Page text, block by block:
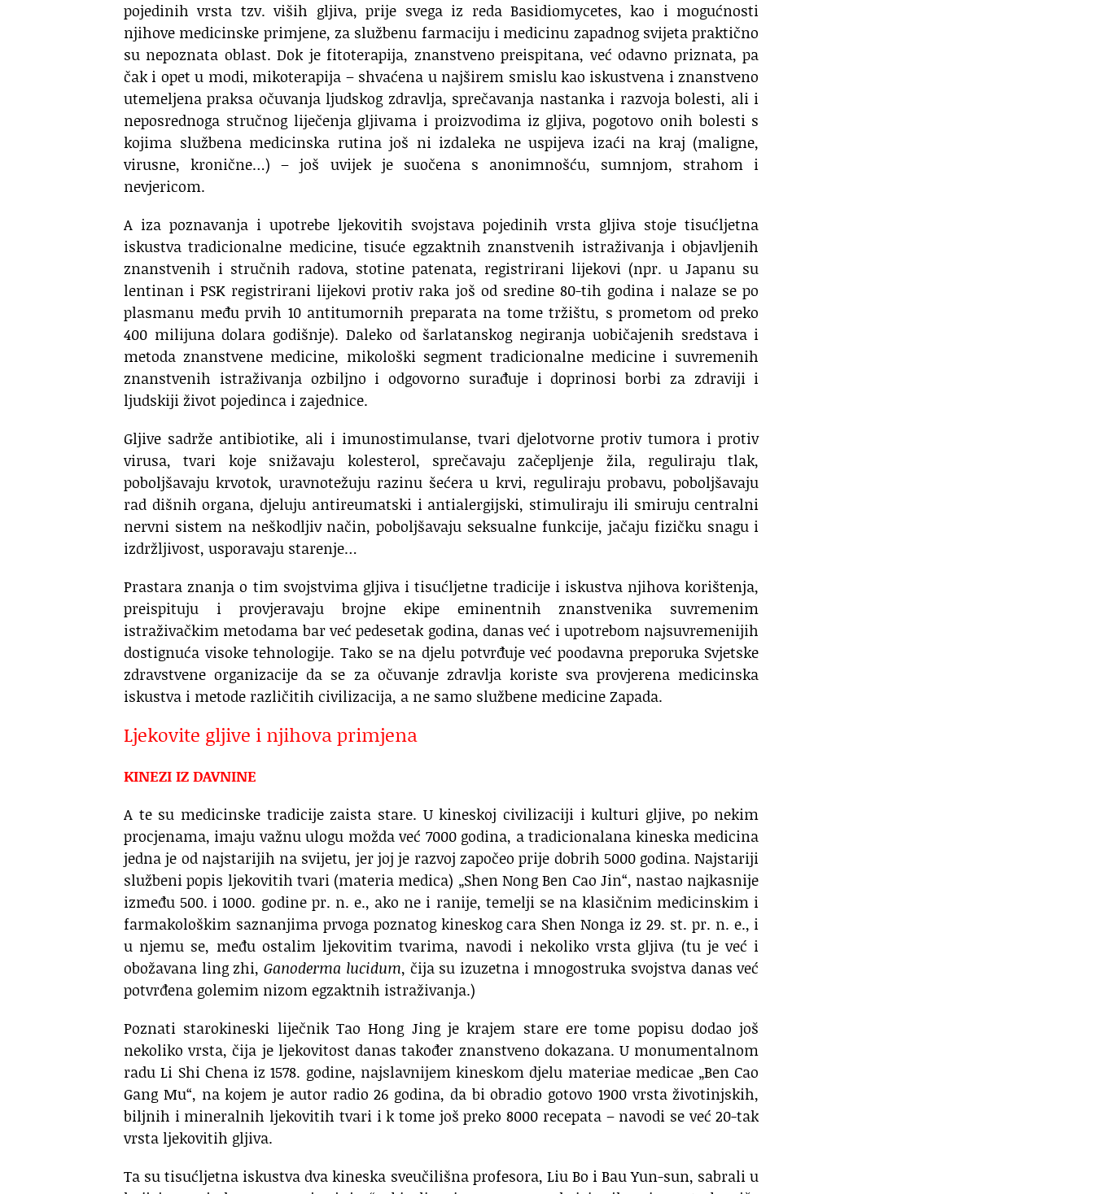
pojedinih vrsta tzv. viših gljiva, prije svega iz reda Basidiomycetes, kao i mogućnosti
njihove medicinske primjene, za službenu farmaciju i medicinu zapadnog svijeta praktično
su nepoznata oblast. Dok je fitoterapija, znanstveno preispitana, već odavno priznata, pa
čak i opet u modi, mikoterapija – shvaćena u najširem smislu kao iskustvena i znanstveno
utemeljena praksa očuvanja ljudskog zdravlja, sprečavanja nastanka i razvoja bolesti, ali i
neposrednoga stručnog liječenja gljivama i proizvodima iz gljiva, pogotovo onih bolesti s
kojima službena medicinska rutina još ni izdaleka ne uspijeva izaći na kraj (maligne,
virusne, kronične…) – još uvijek je suočena s anonimnošću, sumnjom, strahom i
nevjericom.
A iza poznavanja i upotrebe ljekovitih svojstava pojedinih vrsta gljiva stoje tisućljetna
iskustva tradicionalne medicine, tisuće egzaktnih znanstvenih istraživanja i objavljenih
znanstvenih i stručnih radova, stotine patenata, registrirani lijekovi (npr. u Japanu su
lentinan i PSK registrirani lijekovi protiv raka još od sredine 80-tih godina i nalaze se po
plasmanu među prvih 10 antitumornih preparata na tome tržištu, s prometom od preko
400 milijuna dolara godišnje). Daleko od šarlatanskog negiranja uobičajenih sredstava i
metoda znanstvene medicine, mikološki segment tradicionalne medicine i suvremenih
znanstvenih istraživanja ozbiljno i odgovorno surađuje i doprinosi borbi za zdraviji i
ljudskiji život pojedinca i zajednice.
Gljive sadrže antibiotike, ali i imunostimulanse, tvari djelotvorne protiv tumora i protiv
virusa, tvari koje snižavaju kolesterol, sprečavaju začepljenje žila, reguliraju tlak,
poboljšavaju krvotok, uravnotežuju razinu šećera u krvi, reguliraju probavu, poboljšavaju
rad dišnih organa, djeluju antireumatski i antialergijski, stimuliraju ili smiruju centralni
nervni sistem na neškodljiv način, poboljšavaju seksualne funkcije, jačaju fizičku snagu i
izdržljivost, usporavaju starenje…
Prastara znanja o tim svojstvima gljiva i tisućljetne tradicije i iskustva njihova korištenja,
preispituju i provjeravaju brojne ekipe eminentnih znanstvenika suvremenim
istraživačkim metodama bar već pedesetak godina, danas već i upotrebom najsuvremenijih
dostignuća visoke tehnologije. Tako se na djelu potvrđuje već poodavna preporuka Svjetske
zdravstvene organizacije da se za očuvanje zdravlja koriste sva provjerena medicinska
iskustva i metode različitih civilizacija, a ne samo službene medicine Zapada.
Ljekovite gljive i njihova primjena
KINEZI IZ DAVNINE
A te su medicinske tradicije zaista stare. U kineskoj civilizaciji i kulturi gljive, po nekim
procjenama, imaju važnu ulogu možda već 7000 godina, a tradicionalana kineska medicina
jedna je od najstarijih na svijetu, jer joj je razvoj započeo prije dobrih 5000 godina. Najstariji
službeni popis ljekovitih tvari (materia medica) „Shen Nong Ben Cao Jin“, nastao najkasnije
između 500. i 1000. godine pr. n. e., ako ne i ranije, temelji se na klasičnim medicinskim i
farmakološkim saznanjima prvoga poznatog kineskog cara Shen Nonga iz 29. st. pr. n. e., i
u njemu se, među ostalim ljekovitim tvarima, navodi i nekoliko vrsta gljiva (tu je već i
obožavana ling zhi,Ganoderma lucidum, čija su izuzetna i mnogostruka svojstva danas već
potvrđena golemim nizom egzaktnih istraživanja.)
Poznati starokineski liječnik Tao Hong Jing je krajem stare ere tome popisu dodao još
nekoliko vrsta, čija je ljekovitost danas također znanstveno dokazana. U monumentalnom
radu Li Shi Chena iz 1578. godine, najslavnijem kineskom djelu materiae medicae „Ben Cao
Gang Mu“, na kojem je autor radio 26 godina, da bi obradio gotovo 1900 vrsta životinjskih,
biljnih i mineralnih ljekovitih tvari i k tome još preko 8000 recepata – navodi se već 20-tak
vrsta ljekovitih gljiva.
Ta su tisućljetna iskustva dva kineska sveučilišna profesora, Liu Bo i Bau Yun-sun, sabrali u